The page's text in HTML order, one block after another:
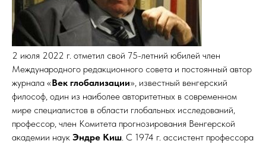
2 июля 2022 г. отметил свой 75-летний юбилей член
Международного редакционного совета и постоянный автор
журнала «Век глобализации», известный венгерский
философ, один из наиболее авторитетных в современном
мире специалистов в области глобальных исследований,
профессор, член Комитета прогнозирования Венгерской
академии наук Эндре Киш. С 1974 г. ассистент профессора